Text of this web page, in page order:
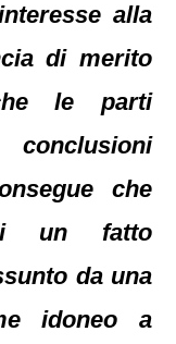
alla
di merito
le parti
che
di un fatto
da una
idoneo a